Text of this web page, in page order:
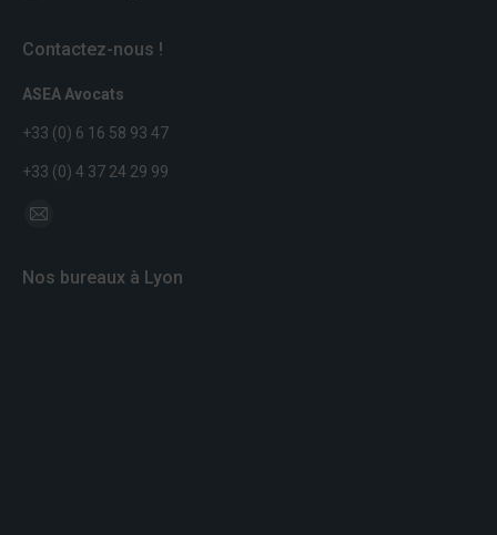
Contactez-nous !
ASEA Avocats
+33 (0) 6 16 58 93 47
+33 (0) 4 37 24 29 99
Trouvez nous sur :
opens
Nos bureaux à Lyon